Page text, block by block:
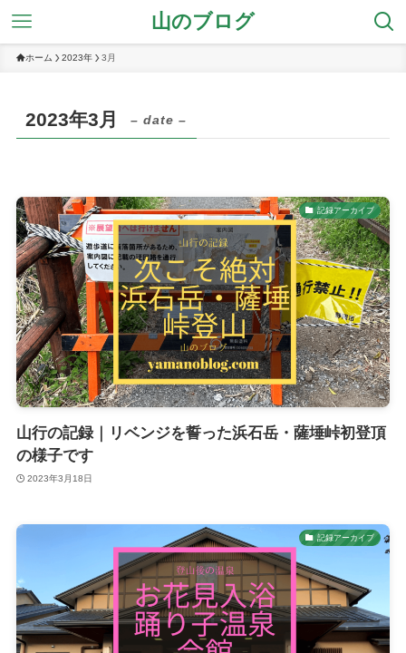
山のブログ
ホーム 2023年 3月
2023年3月 – date –
記録アーカイブ
山行の記録｜リベンジを誓った浜石岳・薩埵峠初登頂
の様子です
2023年3月18日
記録アーカイブ